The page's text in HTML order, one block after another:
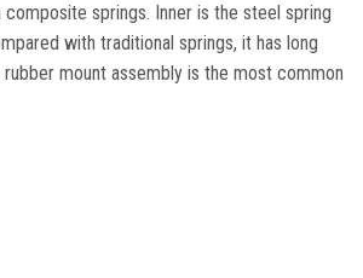
composite springs. Inner is the steel spring
with traditional springs, it has long
rubber mount assembly is the most common